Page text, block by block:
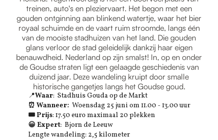
treinen, auto's en pleziervaart. Het begon met een
gouden ontginning aan blinkend watertje, waar het bier
royaal schuimde en de vaart ruim stroomde, langs één
van de mooiste stadhuizen van het land. Die gouden
glans verloor de stad geleidelijk dankzij haar eigen
benauwdheid. Nederland op zijn smalst! In, op en onder
de Goudse straten ligt een gelaagde geschiedenis van
duizend jaar. Deze wandeling kruipt door smalle
historische gangetjes langs het Goudse goud.
📍Waar: Stadhuis Gouda op de Markt
⏰ Wanneer: Woensdag 25 juni om 11.00 - 13.00 uur
🎟 Prijs: 17.50 euro maximaal 20 plekken
😀 Expert: Bjorn de Leeuw
Lengte wandeling: 2,5 kilometer